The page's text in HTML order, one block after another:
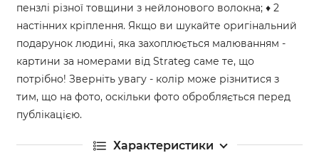
пензлі різної товщини з нейлонового волокна; ♦ 2
настінних кріплення. Якщо ви шукайте оригінальний
подарунок людині, яка захоплюється малюванням -
картини за номерами від Strateg саме те, що
потрібно! Зверніть увагу - колір може різнитися з
тим, що на фото, оскільки фото обробляється перед
публікацією.
Характеристики